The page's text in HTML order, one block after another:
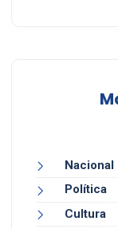
Nacional
Política
Cultura